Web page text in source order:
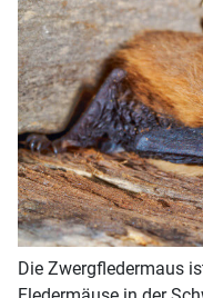
Die Zwergfledermaus